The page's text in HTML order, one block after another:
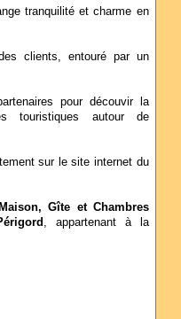
tranquilité et charme en
clients, entouré par un
pour découvir la
touristiques autour de
sur le site internet du
Gîte et Chambres
, appartenant à la